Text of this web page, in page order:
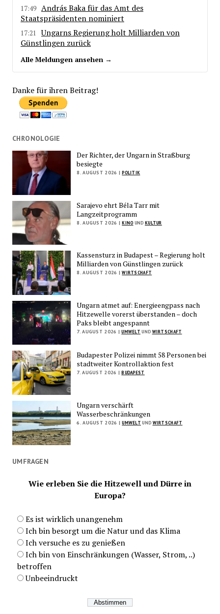
17:49 András Baka für das Amt des
Staatspräsidenten nominiert
17:21
Ungarns Regierung holt Milliarden von
Günstlingen zurück
Alle Meldungen ansehen →
Danke für ihren Beitrag!
CHRONOLOGIE
Der Richter, der Ungarn in Straßburg
besiegte
8. AUGUST 2026 | POLITIK
Sarajevo ehrt Béla Tarr mit
Langzeitprogramm
8. AUGUST 2026 | KINO UND KULTUR
Kassensturz in Budapest – Regierung holt
Milliarden von Günstlingen zurück
8. AUGUST 2026 | WIRTSCHAFT
Ungarn atmet auf: Energieengpass nach
Hitzewelle vorerst überstanden – doch
Paks bleibt angespannt
7. AUGUST 2026 | UMWELT UND WIRTSCHAFT
Budapester Polizei nimmt 58 Personen bei
stadtweiter Kontrollaktion fest
7. AUGUST 2026 | BUDAPEST
Ungarn verschärft
Wasserbeschränkungen
6. AUGUST 2026 | UMWELT UND WIRTSCHAFT
UMFRAGEN
Wie erleben Sie die Hitzewell und Dürre in
Europa?
Es ist wirklich unangenehm
Ich bin besorgt um die Natur und das Klima
Ich versuche es zu genießen
Ich bin von Einschränkungen (Wasser, Strom, ..)
betroffen
Unbeeindruckt